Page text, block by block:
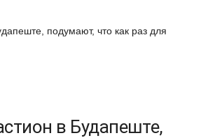
подумают, что как раз для
в Будапеште,